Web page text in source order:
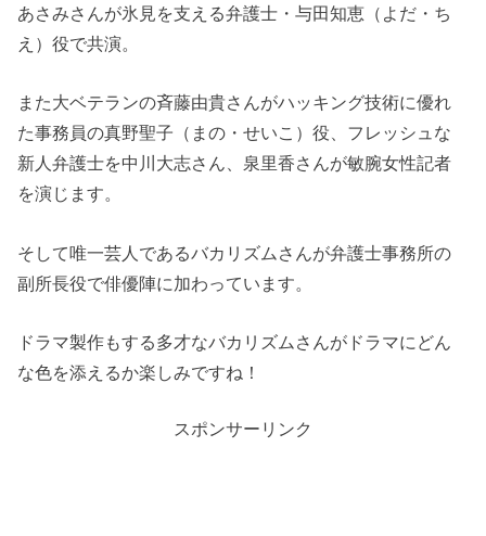
あさみさんが氷見を支える弁護士・与田知恵（よだ・ち
え）役で共演。
また大ベテランの斉藤由貴さんがハッキング技術に優れ
た事務員の真野聖子（まの・せいこ）役、フレッシュな
新人弁護士を中川大志さん、泉里香さんが敏腕女性記者
を演じます。
そして唯一芸人であるバカリズムさんが弁護士事務所の
副所長役で俳優陣に加わっています。
ドラマ製作もする多才なバカリズムさんがドラマにどん
な色を添えるか楽しみですね！
スポンサーリンク